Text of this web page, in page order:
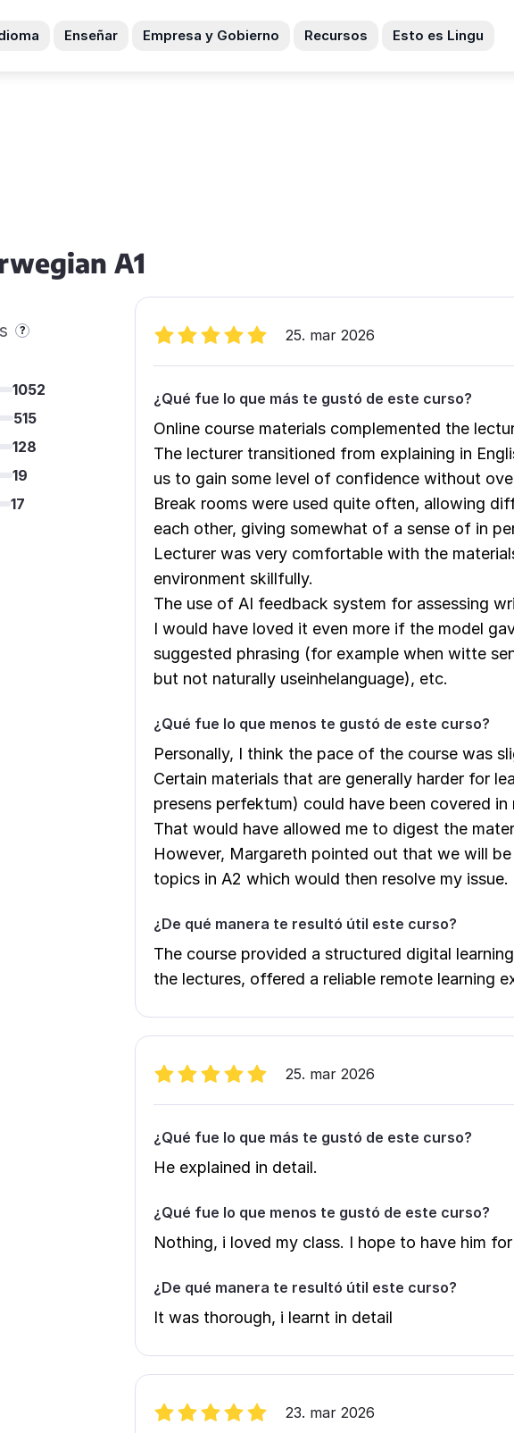
Enseñar Empresa y Gobierno Recursos Esto es Lingu
A1
?
1052
515
128
19
17
25. mar 2026
¿Qué fue lo que más te gustó de este curso?
Online course materials complemented the
The lecturer transitioned from explaining in
us to gain some level of confidence without
Break rooms were used quite often, allowing
each other, giving somewhat of a sense of in
Lecturer was very comfortable with the
environment skillfully.
The use of AI feedback system for assessing
I would have loved it even more if the model
suggested phrasing (for example when witte
but not naturally useinhelanguage), etc.
¿Qué fue lo que menos te gustó de este curso?
Personally, I think the pace of the course was
Certain materials that are generally harder for
presens perfektum) could have been covered in
That would have allowed me to digest the
However, Margareth pointed out that we will
topics in A2 which would then resolve my issue.
¿De qué manera te resultó útil este curso?
The course provided a structured digital
the lectures, offered a reliable remote learning
25. mar 2026
¿Qué fue lo que más te gustó de este curso?
He explained in detail.
¿Qué fue lo que menos te gustó de este curso?
Nothing, i loved my class. I hope to have him for
¿De qué manera te resultó útil este curso?
It was thorough, i learnt in detail
23. mar 2026